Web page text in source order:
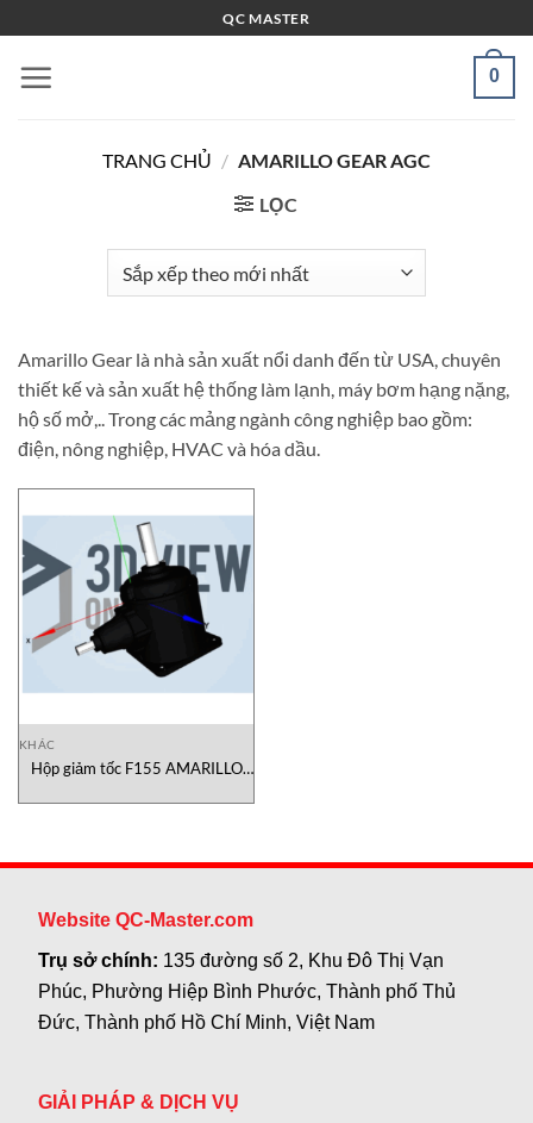
qua
nội
QC MASTER
0
TRANG CHỦ / AMARILLO GEAR AGC
LỌC
Amarillo Gear là nhà sản xuất nổi danh đến từ USA, chuyên
thiết kế và sản xuất hệ thống làm lạnh, máy bơm hạng nặng,
hộ số mở,.. Trong các mảng ngành công nghiệp bao gồm:
điện, nông nghiệp, HVAC và hóa dầu.
KHÁC
Hộp giảm tốc F155 AMARILLO
Website QC-Master.com
Trụ sở chính: 135 đường số 2, Khu Đô Thị Vạn
Phúc, Phường Hiệp Bình Phước, Thành phố Thủ
Đức, Thành phố Hồ Chí Minh, Việt Nam
GIẢI PHÁP & DỊCH VỤ